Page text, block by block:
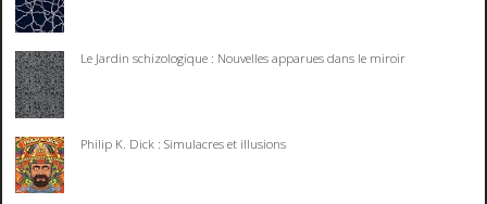
Le Jardin schizologique : Nouvelles apparues dans le miroir
Philip K. Dick : Simulacres et illusions